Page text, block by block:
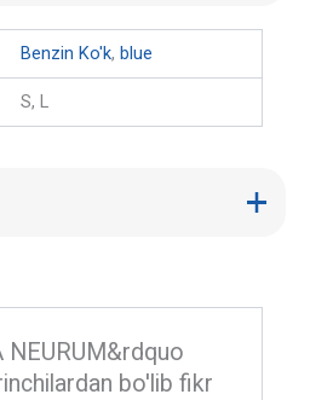
Benzin Ko'k, blue
S, L
NEURUM&rdquo
bo'lib fikr